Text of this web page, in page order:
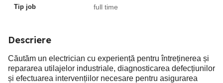
Tip job full time
Descriere
Căutăm un electrician cu experiență pentru întreținerea și
repararea utilajelor industriale, diagnosticarea defecțiunilor
și efectuarea intervențiilor necesare pentru asigurarea